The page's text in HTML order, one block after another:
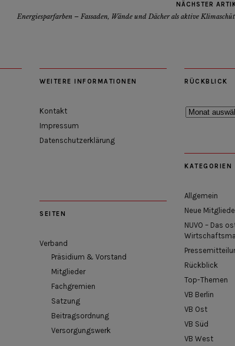
NÄCHSTER
Energiesparfarben – Fassaden, Wände und Dächer als aktive
WEITERE INFORMATIONEN
Kontakt
Impressum
Datenschutzerklärung
SEITEN
Verband
Präsidium & Vorstand
Mitglieder
Fachgremien
Satzung
Beitragsordnung
Versorgungswerk
RÜCKBLICK
Rückblick
KATEGORIEN
Allgemein
Neue
NUVO – Das
Rückblick
Top-Themen
VB Berlin
VB Ost
VB Süd
VB West